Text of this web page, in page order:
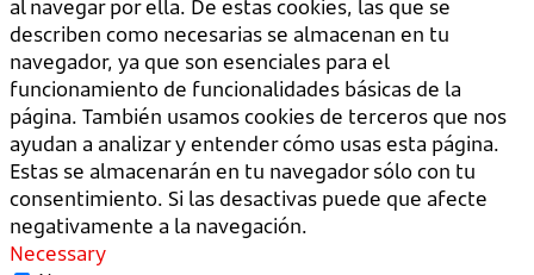
al navegar por ella. De estas cookies, las que se
describen como necesarias se almacenan en tu
navegador, ya que son esenciales para el
funcionamiento de funcionalidades básicas de la
página. También usamos cookies de terceros que nos
ayudan a analizar y entender cómo usas esta página.
Estas se almacenarán en tu navegador sólo con tu
consentimiento. Si las desactivas puede que afecte
negativamente a la navegación.
Necessary